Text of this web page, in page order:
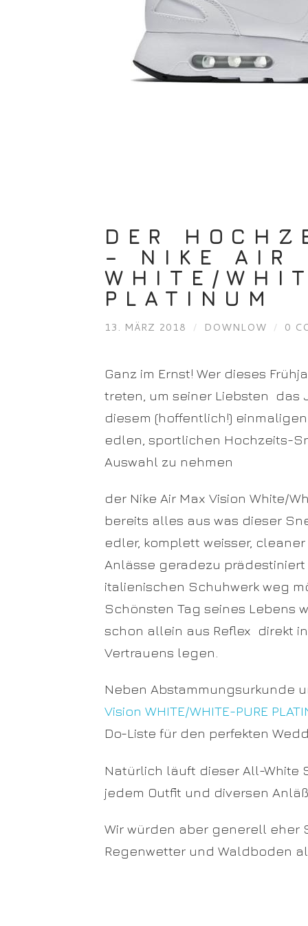
DER
– NIKE AIR
WHITE/
PLATINUM
13. MÄRZ 2018 / DOWNLOW / 0
Ganz im Ernst! Wer dieses
treten, um seiner Liebsten das
diesem (hoffentlich!)
edlen, sportlichen Hochzeits-
Auswahl zu nehmen
der Nike Air Max Vision White/
bereits alles aus was dieser
edler, komplett weisser,
Anlässe geradezu
italienischen Schuhwerk weg
Schönsten Tag seines Lebens
schon allein aus Reflex direkt
Vertrauens legen.
Neben Abstammungsurkunde
Vision WHITE/WHITE-PURE
Do-Liste für den perfekten
Natürlich läuft dieser All-White
jedem Outfit und diversen
Wir würden aber generell eher
Regenwetter und Waldboden